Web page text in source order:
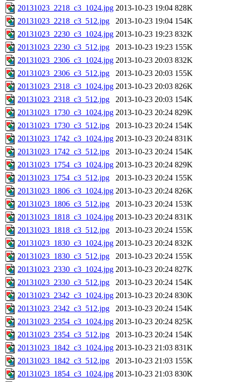
20131023_2218_c3_1024.jpg 2013-10-23 19:04 828K
20131023_2218_c3_512.jpg
2013-10-23 19:04 154K
20131023_2230_c3_1024.jpg 2013-10-23 19:23 832K
20131023_2230_c3_512.jpg
2013-10-23 19:23 155K
20131023_2306_c3_1024.jpg 2013-10-23 20:03 832K
20131023_2306_c3_512.jpg
2013-10-23 20:03 155K
20131023_2318_c3_1024.jpg 2013-10-23 20:03 826K
20131023_2318_c3_512.jpg
2013-10-23 20:03 154K
20131023_1730_c3_1024.jpg 2013-10-23 20:24 829K
20131023_1730_c3_512.jpg
2013-10-23 20:24 154K
20131023_1742_c3_1024.jpg 2013-10-23 20:24 831K
20131023_1742_c3_512.jpg
2013-10-23 20:24 154K
20131023_1754_c3_1024.jpg 2013-10-23 20:24 829K
20131023_1754_c3_512.jpg
2013-10-23 20:24 155K
20131023_1806_c3_1024.jpg 2013-10-23 20:24 826K
20131023_1806_c3_512.jpg
2013-10-23 20:24 153K
20131023_1818_c3_1024.jpg 2013-10-23 20:24 831K
20131023_1818_c3_512.jpg
2013-10-23 20:24 155K
20131023_1830_c3_1024.jpg 2013-10-23 20:24 832K
20131023_1830_c3_512.jpg
2013-10-23 20:24 155K
20131023_2330_c3_1024.jpg 2013-10-23 20:24 827K
20131023_2330_c3_512.jpg
2013-10-23 20:24 154K
20131023_2342_c3_1024.jpg 2013-10-23 20:24 830K
20131023_2342_c3_512.jpg
2013-10-23 20:24 154K
20131023_2354_c3_1024.jpg 2013-10-23 20:24 825K
20131023_2354_c3_512.jpg
2013-10-23 20:24 154K
20131023_1842_c3_1024.jpg 2013-10-23 21:03 831K
20131023_1842_c3_512.jpg
2013-10-23 21:03 155K
20131023_1854_c3_1024.jpg 2013-10-23 21:03 830K